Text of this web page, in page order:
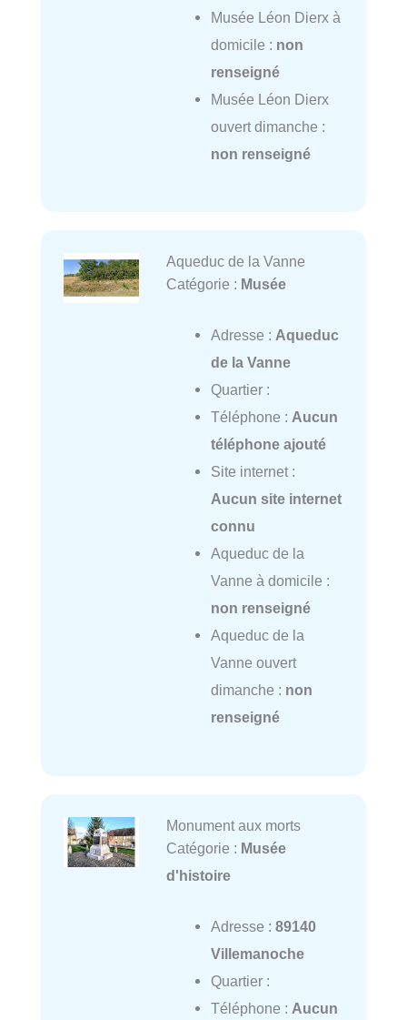
Musée Léon Dierx à
domicile : non
renseigné
Musée Léon Dierx
ouvert dimanche :
non renseigné
Aqueduc de la Vanne
Catégorie : Musée
Adresse : Aqueduc
de la Vanne
Quartier :
Téléphone : Aucun
téléphone ajouté
Site internet :
Aucun site internet
connu
Aqueduc de la
Vanne à domicile :
non renseigné
Aqueduc de la
Vanne ouvert
dimanche : non
renseigné
Monument aux morts
Catégorie : Musée
d'histoire
Adresse : 89140
Villemanoche
Quartier :
Téléphone : Aucun